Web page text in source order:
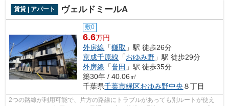
賃貸 | アパート ヴェルドミールA
敷0
6.6万円
外房線 「鎌取 」駅 徒歩26分
京成千原線 「おゆみ野 」駅 徒歩29分
外房線 「誉田 」駅 徒歩35分
築30年 / 40.06㎡
千葉県千葉市緑区おゆみ野中央 ８丁目
2つの路線が利用可能で、片方の路線にトラブルがあっても別ルートが使え